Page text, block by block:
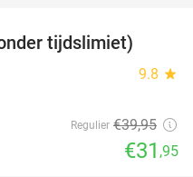
tijdslimiet)
9.8 star
Regulier €39,95
€31 ,95